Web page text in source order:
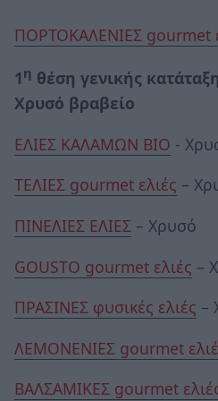
ΠΟΡΤΟΚΑΛΕΝΙΕΣ gourmet
1 η θέση γενικής
Χρυσό βραβείο
ΕΛΙΕΣ ΚΑΛΑΜΩΝ ΒΙΟ -
ΤΕΛΙΕΣ gourmet ελιές –
ΠΙΝΕΛΙΕΣ ΕΛΙΕΣ – Χρυσό
GOUSTO gourmet ελιές –
ΠΡΑΣΙΝΕΣ φυσικές ελιές –
ΛΕΜΟΝΕΝΙΕΣ gourmet
ΒΑΛΣΑΜΙΚΕΣ gourmet